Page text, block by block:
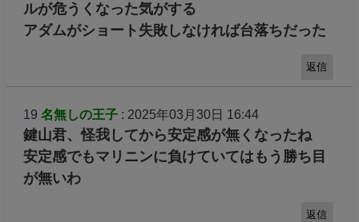
ルが危うくなった気がする
アダムがショート失敗しなければ台落ちだった
返信
19 名無しの王子: 2025年03月30日 16:44
鍵山君、怪我してから安定感が無くなったね
安定感でもマリニンに負けていてはもう勝ち目
が無いわ
返信